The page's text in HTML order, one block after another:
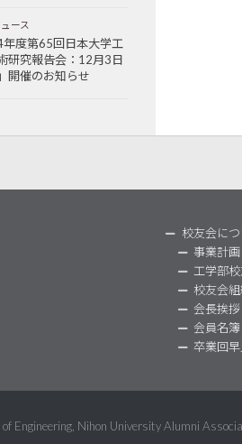
ース
年度第65回日本大学工
研究報告会：12月3日
開催のお知らせ
校友会に
事業計画
工学部
校友会
会長挨拶
会員名
卒業回
Engineering, Nihon University Alumni